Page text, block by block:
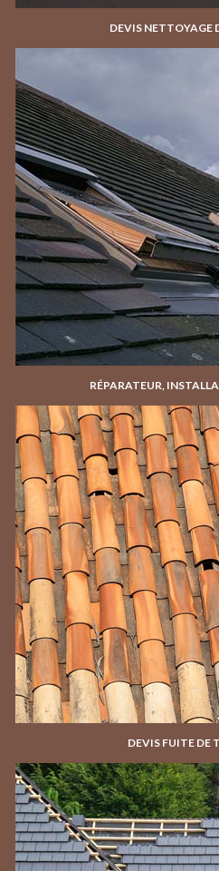
DEVIS NETTOYAGE
RÉPARATEUR,
DEVIS FUITE DE